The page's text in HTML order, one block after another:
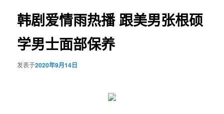
航
韩剧爱情雨热播 跟美男张根硕
学男士面部保养
发表于2020年9月14日